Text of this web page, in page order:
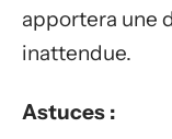
apportera une
inattendue.
Astuces :